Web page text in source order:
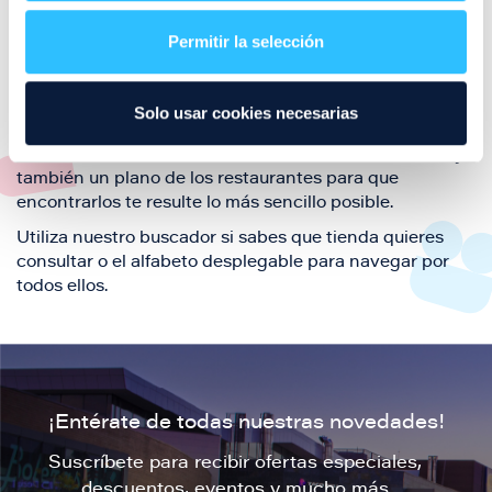
Permitir la selección
Solo usar cookies necesarias
también de nuestra oferta de ocio y shopping durante
tu visita.
El este directorio de restaurantes de Puerto Venecia
también un plano de los restaurantes para que
encontrarlos te resulte lo más sencillo posible.
Utiliza nuestro buscador si sabes que tienda quieres
consultar o el alfabeto desplegable para navegar por
todos ellos.
¡Entérate de todas nuestras novedades!
Suscríbete para recibir ofertas especiales,